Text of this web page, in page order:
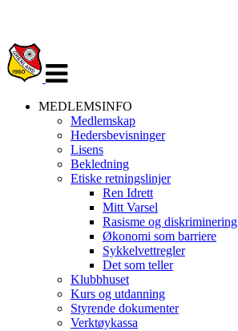
navigasjon
MEDLEMSINFO
Medlemskap
Hedersbevisninger
Lisens
Bekledning
Etiske retningslinjer
Ren Idrett
Mitt Varsel
Rasisme og diskriminering
Økonomi som barriere
Sykkelvettregler
Det som teller
Klubbhuset
Kurs og utdanning
Styrende dokumenter
Verktøykassa